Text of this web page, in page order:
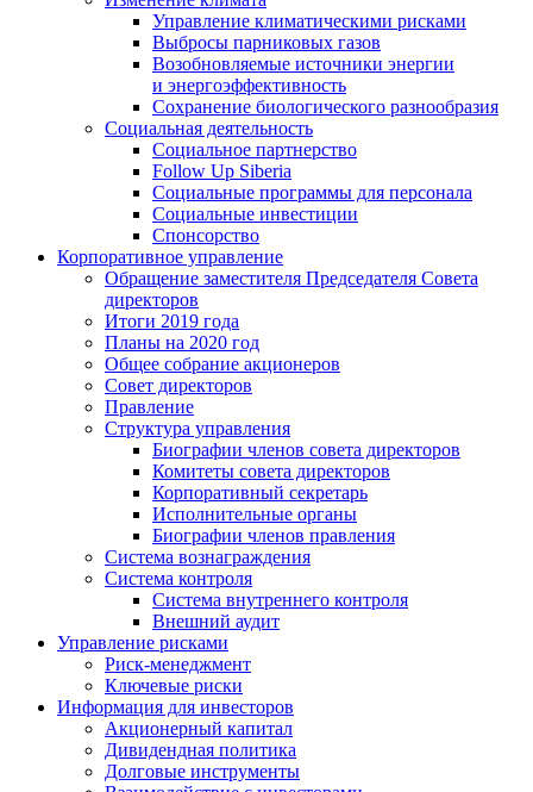
Управление климатическими рисками
Выбросы парниковых газов
Возобновляемые источники энергии
и энергоэффективность
Сохранение биологического разнообразия
Социальная деятельность
Социальное партнерство
Follow Up Siberia
Социальные программы для персонала
Социальные инвестиции
Спонсорство
Корпоративное управление
Обращение заместителя Председателя Совета
директоров
Итоги 2019 года
Планы на 2020 год
Общее собрание акционеров
Совет директоров
Правление
Структура управления
Биографии членов совета директоров
Комитеты совета директоров
Корпоративный секретарь
Исполнительные органы
Биографии членов правления
Система вознаграждения
Система контроля
Система внутреннего контроля
Внешний аудит
Управление рисками
Риск-менеджмент
Ключевые риски
Информация для инвесторов
Акционерный капитал
Дивидендная политика
Долговые инструменты